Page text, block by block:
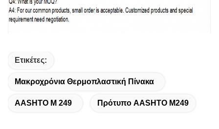
Ετικέτες:
Μακροχρόνια Θερμοπλαστική Πίνακα
ΑASHTO M 249 Πρότυπο AASHTO M249